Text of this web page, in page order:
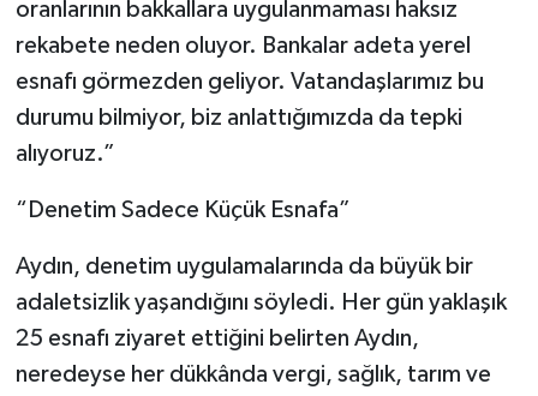
oranlarının bakkallara uygulanmaması haksız
rekabete neden oluyor. Bankalar adeta yerel
esnafı görmezden geliyor. Vatandaşlarımız bu
durumu bilmiyor, biz anlattığımızda da tepki
alıyoruz.”
“Denetim Sadece Küçük Esnafa”
Aydın, denetim uygulamalarında da büyük bir
adaletsizlik yaşandığını söyledi. Her gün yaklaşık
25 esnafı ziyaret ettiğini belirten Aydın,
neredeyse her dükkânda vergi, sağlık, tarım ve